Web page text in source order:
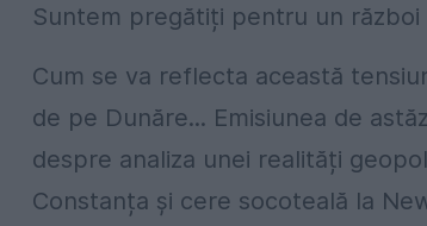
Suntem pregătiți pentru un război
Cum se va reflecta această
de pe Dunăre... Emisiunea de
despre analiza unei realități
Constanța și cere socoteală la